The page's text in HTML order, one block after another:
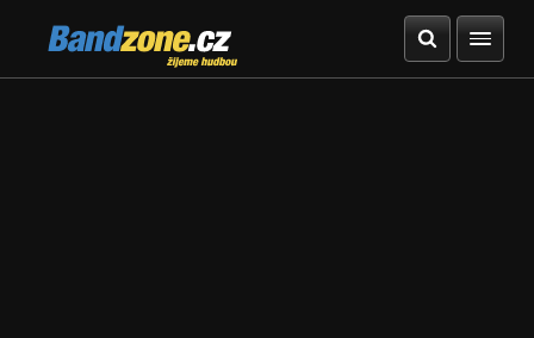
Bandzone.cz
žijeme hudbou